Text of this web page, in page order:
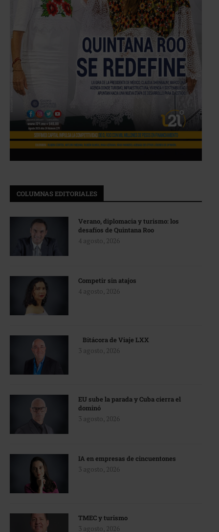
COLUMNAS EDITORIALES
Verano, diplomacia y turismo: los
desafíos de Quintana Roo
4 agosto, 2026
Competir sin atajos
4 agosto, 2026
Bitácora de Viaje LXX
3 agosto, 2026
EU sube la parada y Cuba cierra el
dominó
3 agosto, 2026
IA en empresas de cincuentones
3 agosto, 2026
TMEC y turismo
3 agosto, 2026